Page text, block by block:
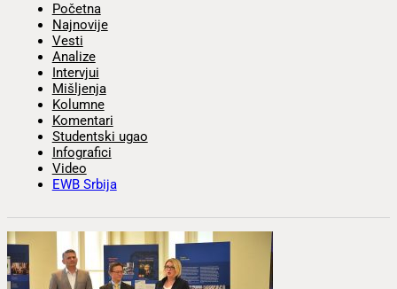
Početna
Najnovije
Vesti
Analize
Intervjui
Mišljenja
Kolumne
Komentari
Studentski ugao
Infografici
Video
EWB Srbija